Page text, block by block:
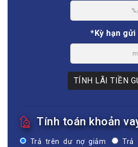
*Kỳ hạn gửi
TÍNH LÃI TIỀN
Tính toán khoản
Trả trên dư nợ giảm
Trả